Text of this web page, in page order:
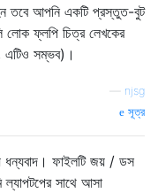
তবে আপনি একটি প্রস্তুত-বুট
লোক ফ্লপি চিত্র লেখকের
এটিও সম্ভব)।
njsg
সূত্র
ধন্যবাদ। ফাইলটি জয় / ডস
সাথে আসা